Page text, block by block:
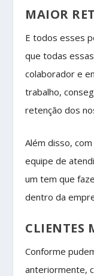
MAIOR
E todos esses
que todas
colaborador e
trabalho,
retenção dos
Além disso,
equipe de
um tem que
dentro da
CLIENTES
Conforme
anteriormente,